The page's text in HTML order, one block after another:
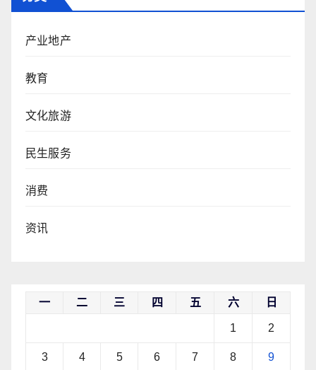
产业地产
教育
文化旅游
民生服务
消费
资讯
一 二 三 四 五 六 日
1 2
3 4 5 6 7 8 9